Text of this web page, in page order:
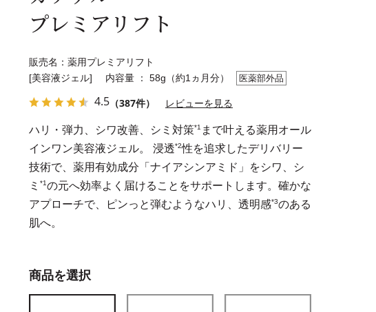
プレミアリフト
販売名：薬用プレミアリフト
[美容液ジェル]
内容量 ： 58g（約1ヵ月分） 医薬部外品
4.5 （387件） レビューを見る
ハリ・弾力、シワ改善、シミ対策*1 まで叶える薬用オール
インワン美容液ジェル。 浸透*2性を追求したデリバリー
技術で、薬用有効成分「ナイアシンアミド」をシワ、シ
ミ *1の元へ効率よく届けることをサポートします。確かな
アプローチで、ピンっと弾むようなハリ、透明感*3のある
肌へ。
商品を選択